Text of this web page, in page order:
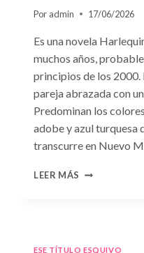
Por admin 17/06/2026
Es una novela
muchos años,
principios de los 2000.
pareja abrazada con
Predominan los
adobe y azul turquesa
transcurre en Nuevo
LEER MÁS CONSULTA
ESE TÍTULO ESQUIVO